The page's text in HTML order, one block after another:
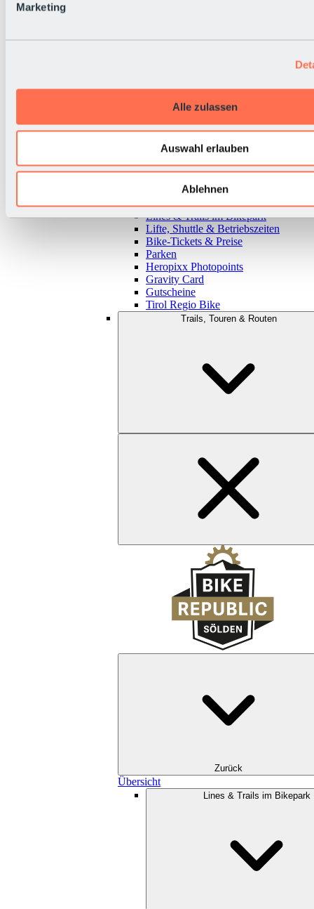
Marketing
Alle zulassen
Auswahl erlauben
Ablehnen
Zurück
Alles zu Bikepark & Tickets
Lines & Trails im Bikepark
Lifte, Shuttle & Betriebszeiten
Bike-Tickets & Preise
Parken
Heropixx Photopoints
Gravity Card
Gutscheine
Tirol Regio Bike
Trails, Touren & Routen
Zurück
Übersicht
Lines & Trails im Bikepark